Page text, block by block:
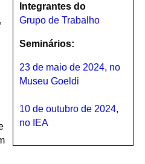
Integrantes do
Grupo de Trabalho
Seminários:
23 de maio de 2024, no
Museu Goeldi
10 de outubro de 2024,
no IEA